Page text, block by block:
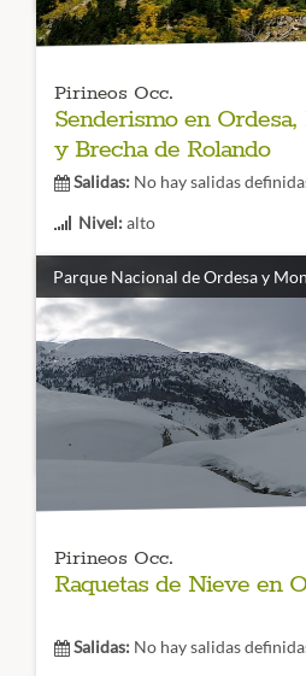
Pirineos Occ.
Senderismo en
y Brecha de Rolando
Salidas: No hay salidas
Nivel:alto
No te pierdas este viaje único al
Nacional de Ordesa y Monte
nos lleva a recorrer la Faja de las
Caballo y llegar hasta la Brecha
CÓDIGO VIAJE:
Parque Nacional de Ordesa y
Pirineos Occ.
Raquetas de Nieve en
Salidas: No hay salidas